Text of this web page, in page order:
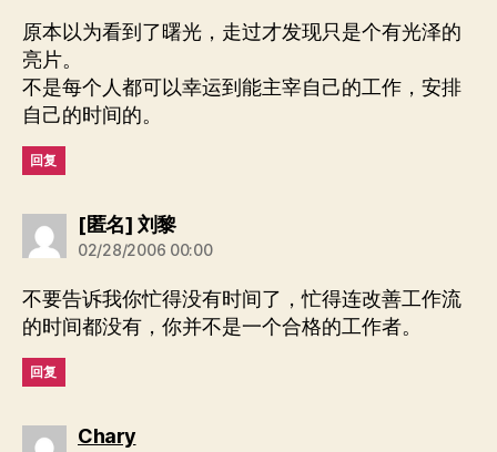
原本以为看到了曙光，走过才发现只是个有光泽的
亮片。
不是每个人都可以幸运到能主宰自己的工作，安排
自己的时间的。
回复
[匿名] 刘黎说：
02/28/2006 00:00
不要告诉我你忙得没有时间了，忙得连改善工作流
的时间都没有，你并不是一个合格的工作者。
回复
Chary说：